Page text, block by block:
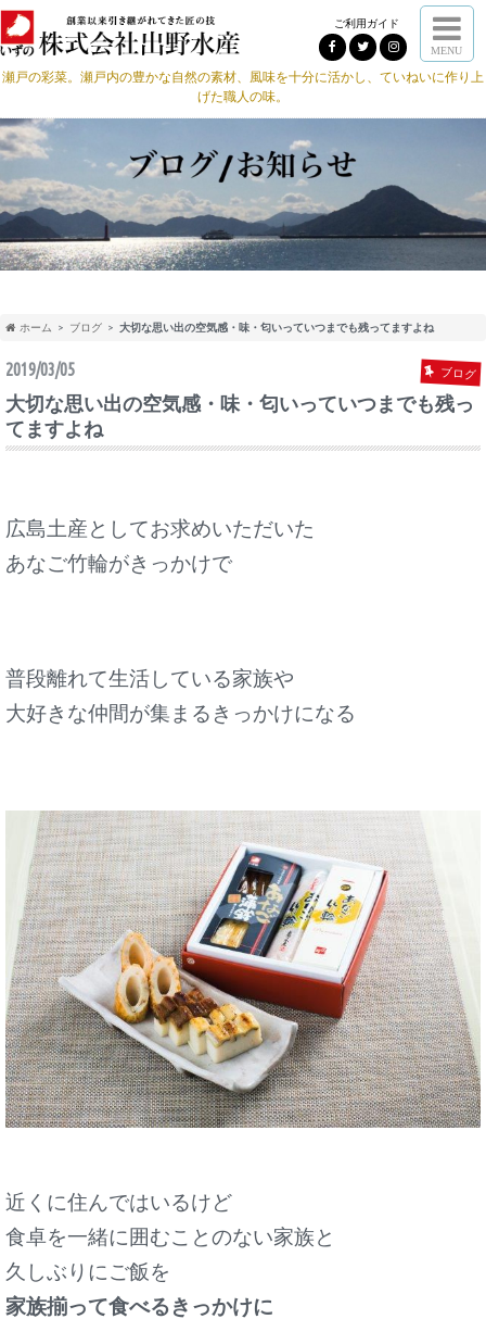
ご利用ガイド
MENU
瀬戸の彩菜。瀬戸内の豊かな自然の素材、風味を十分に活かし、ていねいに作り上
げた職人の味。
ホーム ブログ 大切な思い出の空気感・味・匂いっていつまでも残ってますよね
2019/03/05 ブログ
大切な思い出の空気感・味・匂いっていつまでも残っ
てますよね
広島土産としてお求めいただいた
あなご竹輪がきっかけで
普段離れて生活している家族や
大好きな仲間が集まるきっかけになる
近くに住んではいるけど
食卓を一緒に囲むことのない家族と
久しぶりにご飯を
家族揃って食べるきっかけに